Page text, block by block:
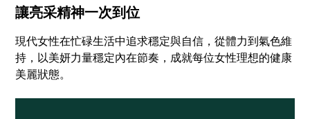
讓亮采精神一次到位
現代女性在忙碌生活中追求穩定與自信，從體力到氣色維
持，以美妍力量穩定內在節奏，成就每位女性理想的健康
美麗狀態。